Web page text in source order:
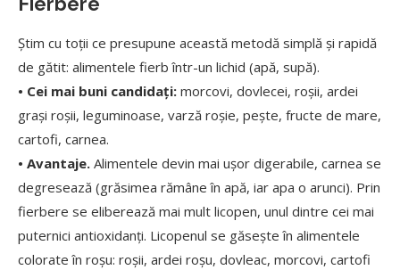
Știm cu toții ce presupune această metodă simplă și rapidă
de gătit: alimentele fierb într-un lichid (apă, supă).
• Cei mai buni candidați: morcovi, dovlecei, roșii, ardei
grași roșii, leguminoase, varză roșie, pește, fructe de mare,
cartofi, carnea.
• Avantaje. Alimentele devin mai ușor digerabile, carnea se
degresează (grăsimea rămâne în apă, iar apa o arunci). Prin
fierbere se eliberează mai mult licopen, unul dintre cei mai
puternici antioxidanți. Licopenul se găsește în alimentele
colorate în roșu: roșii, ardei roșu, dovleac, morcovi, cartofi